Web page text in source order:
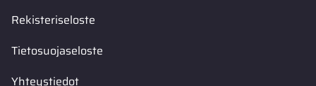
Rekisteriseloste
Tietosuojaseloste
Yhteystiedot